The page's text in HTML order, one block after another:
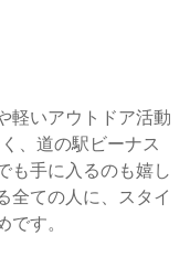
軽いアウトドア活動
、道の駅ビーナス
も手に入るのも嬉し
全ての人に、スタイ
す。